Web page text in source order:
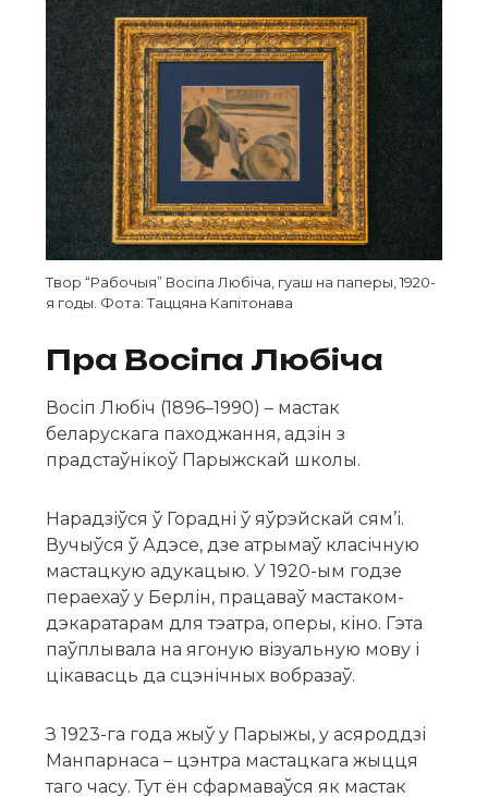
Твор “Рабочыя” Восіпа Любіча, гуаш на паперы, 1920-
я годы. Фота: Таццяна Капітонава
Пра Восіпа Любіча
Восіп Любіч (1896–1990) – мастак
беларускага паходжання, адзін з
прадстаўнікоў Парыжскай школы.
Нарадзіўся ў Горадні ў яўрэйскай сям’і.
Вучыўся ў Адэсе, дзе атрымаў класічную
мастацкую адукацыю. У 1920-ым годзе
пераехаў у Берлін, працаваў мастаком-
дэкаратарам для тэатра, оперы, кіно. Гэта
паўплывала на ягоную візуальную мову і
цікавасць да сцэнічных вобразаў.
З 1923-га года жыў у Парыжы, у асяроддзі
Манпарнаса – цэнтра мастацкага жыцця
таго часу. Тут ён сфармаваўся як мастак